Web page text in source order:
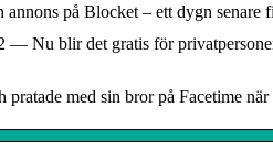
annons på Blocket – ett dygn senare
— Nu blir det gratis för
pratade med sin bror på Facetime